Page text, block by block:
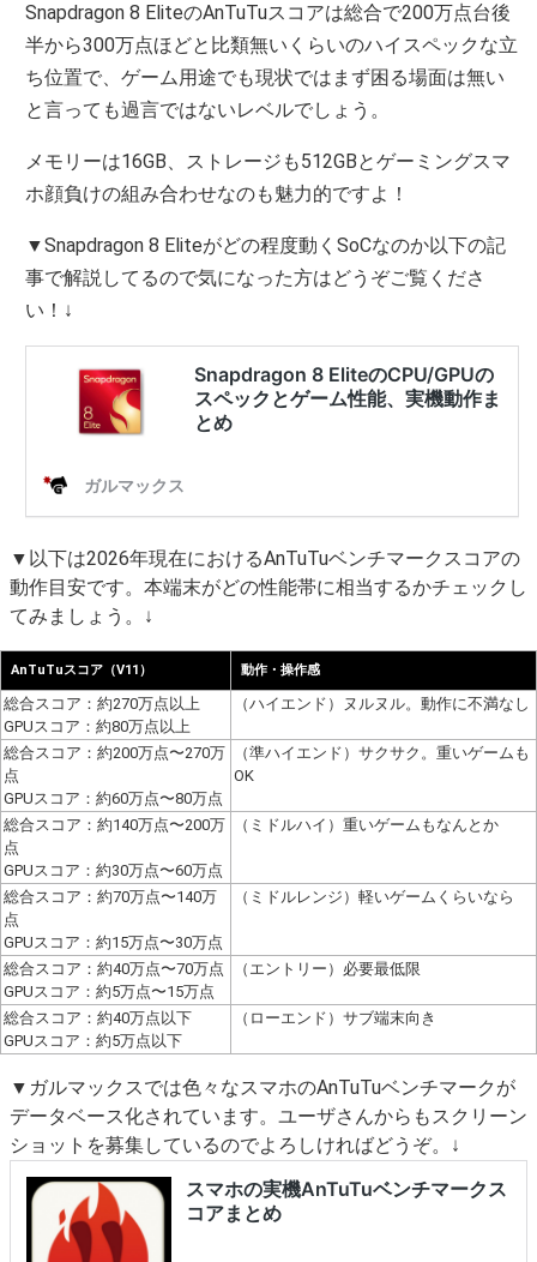
Snapdragon 8 EliteのAnTuTuスコアは総合で200万点台後
半から300万点ほどと比類無いくらいのハイスペックな立
ち位置で、ゲーム用途でも現状ではまず困る場面は無い
と言っても過言ではないレベルでしょう。
メモリーは16GB、ストレージも512GBとゲーミングスマ
ホ顔負けの組み合わせなのも魅力的ですよ！
▼Snapdragon 8 Eliteがどの程度動くSoCなのか以下の記
事で解説してるので気になった方はどうぞご覧くださ
い！↓
▼以下は2026年現在におけるAnTuTuベンチマークスコアの
動作目安です。本端末がどの性能帯に相当するかチェックし
てみましょう。↓
AnTuTuスコア（V11） 動作・操作感
総合スコア：約270万点以上
GPUスコア：約80万点以上
（ハイエンド）ヌルヌル。動作に不満なし
総合スコア：約200万点〜270万
点
GPUスコア：約60万点〜80万点
（準ハイエンド）サクサク。重いゲームも
OK
総合スコア：約140万点〜200万
点
GPUスコア：約30万点〜60万点
（ミドルハイ）重いゲームもなんとか
総合スコア：約70万点〜140万
点
GPUスコア：約15万点〜30万点
（ミドルレンジ）軽いゲームくらいなら
総合スコア：約40万点〜70万点
GPUスコア：約5万点〜15万点
（エントリー）必要最低限
総合スコア：約40万点以下
GPUスコア：約5万点以下
（ローエンド）サブ端末向き
▼ガルマックスでは色々なスマホのAnTuTuベンチマークが
データベース化されています。ユーザさんからもスクリーン
ショットを募集しているのでよろしければどうぞ。↓